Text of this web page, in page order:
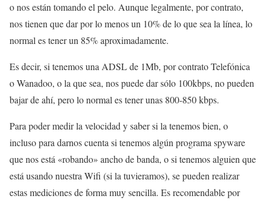
o nos están tomando el pelo. Aunque legalmente, por contrato,
nos tienen que dar por lo menos un 10% de lo que sea la línea, lo
normal es tener un 85% aproximadamente.
Es decir, si tenemos una ADSL de 1Mb, por contrato Telefónica
o Wanadoo, o la que sea, nos puede dar sólo 100kbps, no pueden
bajar de ahí, pero lo normal es tener unas 800-850 kbps.
Para poder medir la velocidad y saber si la tenemos bien, o
incluso para darnos cuenta si tenemos algún programa spyware
que nos está «robando» ancho de banda, o si tenemos alguien que
está usando nuestra Wifi (si la tuvieramos), se pueden realizar
estas mediciones de forma muy sencilla. Es recomendable por